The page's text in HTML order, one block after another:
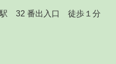
駅 32 番出入口 徒歩１分